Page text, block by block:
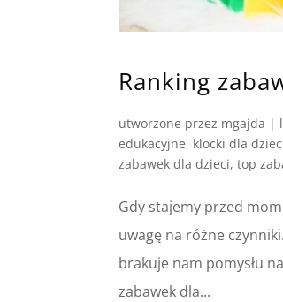
Ranking
utworzone przez mgajda |
edukacyjne, klocki dla
zabawek dla dzieci,top
Gdy stajemy przed
uwagę na różne
brakuje nam pomysłu
zabawek dla...